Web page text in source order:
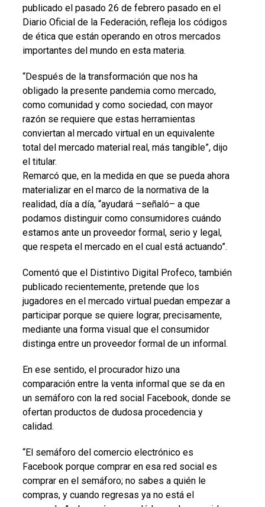
publicado el pasado 26 de febrero pasado en el
Diario Oficial de la Federación, refleja los códigos
de ética que están operando en otros mercados
importantes del mundo en esta materia.
“Después de la transformación que nos ha
obligado la presente pandemia como mercado,
como comunidad y como sociedad, con mayor
razón se requiere que estas herramientas
conviertan al mercado virtual en un equivalente
total del mercado material real, más tangible”, dijo
el titular.
Remarcó que, en la medida en que se pueda ahora
materializar en el marco de la normativa de la
realidad, día a día, “ayudará –señaló– a que
podamos distinguir como consumidores cuándo
estamos ante un proveedor formal, serio y legal,
que respeta el mercado en el cual está actuando”.
Comentó que el Distintivo Digital Profeco, también
publicado recientemente, pretende que los
jugadores en el mercado virtual puedan empezar a
participar porque se quiere lograr, precisamente,
mediante una forma visual que el consumidor
distinga entre un proveedor formal de un informal.
En ese sentido, el procurador hizo una
comparación entre la venta informal que se da en
un semáforo con la red social Facebook, donde se
ofertan productos de dudosa procedencia y
calidad.
“El semáforo del comercio electrónico es
Facebook porque comprar en esa red social es
comprar en el semáforo; no sabes a quién le
compras, y cuando regresas ya no está el